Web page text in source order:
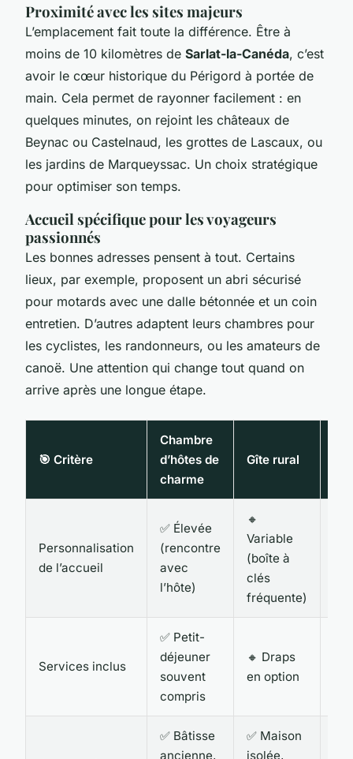
Proximité avec les sites majeurs
L’emplacement fait toute la différence. Être à
moins de 10 kilomètres de Sarlat-la-Canéda, c’est
avoir le cœur historique du Périgord à portée de
main. Cela permet de rayonner facilement : en
quelques minutes, on rejoint les châteaux de
Beynac ou Castelnaud, les grottes de Lascaux, ou
les jardins de Marqueyssac. Un choix stratégique
pour optimiser son temps.
Accueil spécifique pour les voyageurs
passionnés
Les bonnes adresses pensent à tout. Certains
lieux, par exemple, proposent un abri sécurisé
pour motards avec une dalle bétonnée et un coin
entretien. D’autres adaptent leurs chambres pour
les cyclistes, les randonneurs, ou les amateurs de
canoë. Une attention qui change tout quand on
arrive après une longue étape.
🎯 Critère
Chambre
d’hôtes de
charme
Gîte rural
Personnalisation
de l’accueil
✅ Élevée
(rencontre
avec
l’hôte)
🔸
Variable
(boîte à
clés
fréquente)
Services inclus
✅ Petit-
déjeuner
souvent
compris
🔸 Draps
en option
✅ Bâtisse
ancienne,
✅ Maison
isolée,